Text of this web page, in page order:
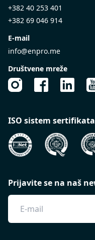
+382 40 253 401
+382 69 046 914
E-mail
info@enpro.me
Društvene mreže
ISO sistem sertifikata
Prijavite se na naš